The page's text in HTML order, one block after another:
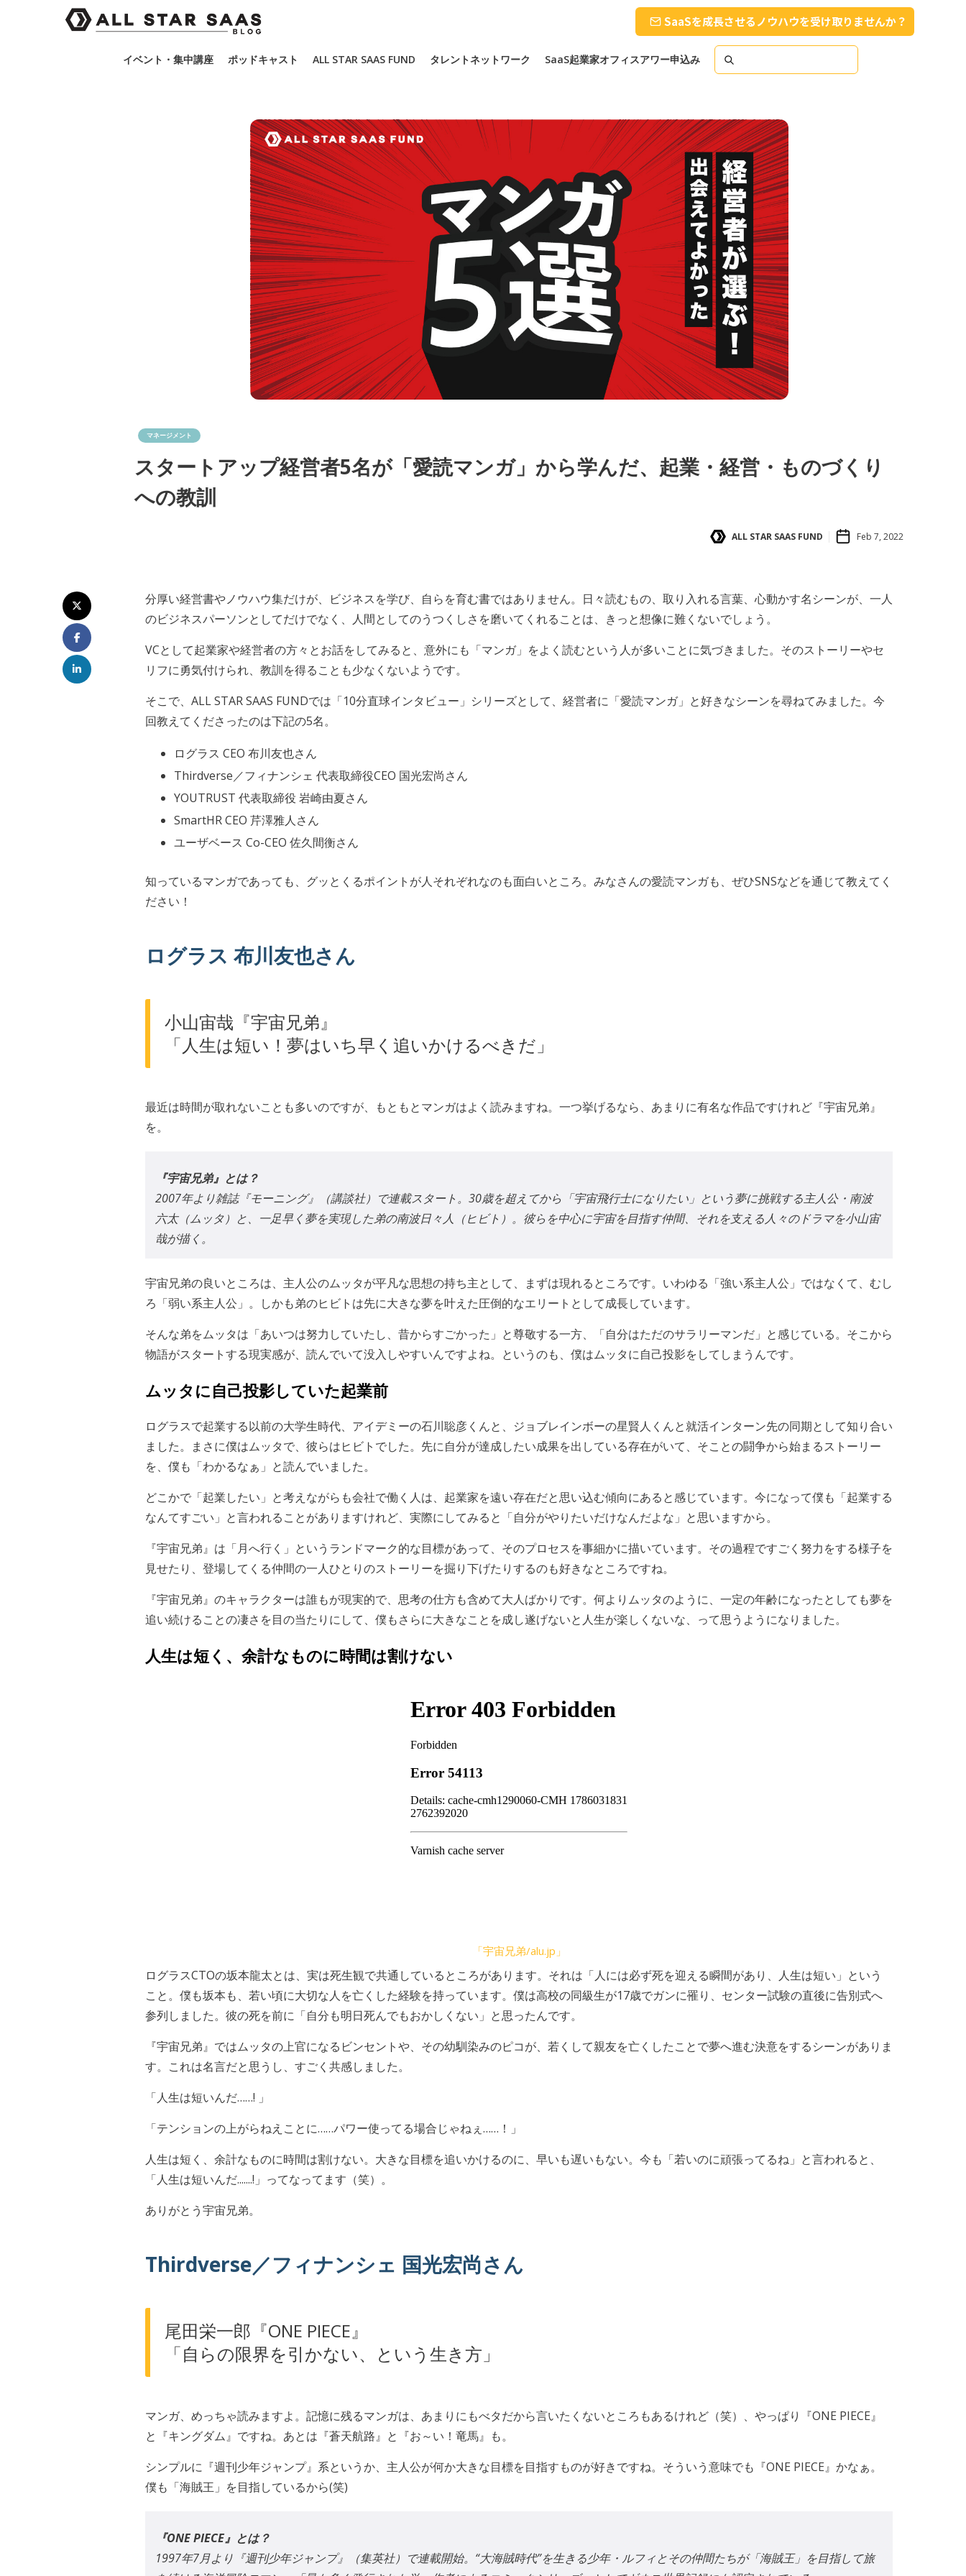
SaaSを成長させるノウハウを受け取りませんか？
イベント・集中講座 ポッドキャスト ALL STAR SAAS FUND タレントネットワーク SaaS起業家オフィスアワー申込み
マネージメント
スタートアップ経営者5名が「愛読マンガ」から学んだ、起業・経営・ものづくり
への教訓
ALL STAR SAAS FUND Feb 7, 2022
分厚い経営書やノウハウ集だけが、ビジネスを学び、自らを育む書ではありません。日々読むもの、取り入れる言葉、心動かす名シーンが、一人
のビジネスパーソンとしてだけでなく、人間としてのうつくしさを磨いてくれることは、きっと想像に難くないでしょう。
VCとして起業家や経営者の方々とお話をしてみると、意外にも「マンガ」をよく読むという人が多いことに気づきました。そのストーリーやセ
リフに勇気付けられ、教訓を得ることも少なくないようです。
そこで、ALL STAR SAAS FUNDでは「10分直球インタビュー」シリーズとして、経営者に「愛読マンガ」と好きなシーンを尋ねてみました。今
回教えてくださったのは下記の5名。
ログラス CEO 布川友也さん
Thirdverse／フィナンシェ 代表取締役CEO 国光宏尚さん
YOUTRUST 代表取締役 岩崎由夏さん
SmartHR CEO 芹澤雅人さん
ユーザベース Co-CEO 佐久間衡さん
知っているマンガであっても、グッとくるポイントが人それぞれなのも面白いところ。みなさんの愛読マンガも、ぜひSNSなどを通じて教えてく
ださい！
ログラス 布川友也さん
小山宙哉『宇宙兄弟』
「人生は短い！夢はいち早く追いかけるべきだ」
最近は時間が取れないことも多いのですが、もともとマンガはよく読みますね。一つ挙げるなら、あまりに有名な作品ですけれど『宇宙兄弟』
を。
『宇宙兄弟』とは？
2007年より雑誌『モーニング』（講談社）で連載スタート。30歳を超えてから「宇宙飛行士になりたい」という夢に挑戦する主人公・南波
六太（ムッタ）と、一足早く夢を実現した弟の南波日々人（ヒビト）。彼らを中心に宇宙を目指す仲間、それを支える人々のドラマを小山宙
哉が描く。
宇宙兄弟の良いところは、主人公のムッタが平凡な思想の持ち主として、まずは現れるところです。いわゆる「強い系主人公」ではなくて、むし
ろ「弱い系主人公」。しかも弟のヒビトは先に大きな夢を叶えた圧倒的なエリートとして成長しています。
そんな弟をムッタは「あいつは努力していたし、昔からすごかった」と尊敬する一方、「自分はただのサラリーマンだ」と感じている。そこから
物語がスタートする現実感が、読んでいて没入しやすいんですよね。というのも、僕はムッタに自己投影をしてしまうんです。
ムッタに自己投影していた起業前
ログラスで起業する以前の大学生時代、アイデミーの石川聡彦くんと、ジョブレインボーの星賢人くんと就活インターン先の同期として知り合い
ました。まさに僕はムッタで、彼らはヒビトでした。先に自分が達成したい成果を出している存在がいて、そことの闘争から始まるストーリー
を、僕も「わかるなぁ」と読んでいました。
どこかで「起業したい」と考えながらも会社で働く人は、起業家を遠い存在だと思い込む傾向にあると感じています。今になって僕も「起業する
なんてすごい」と言われることがありますけれど、実際にしてみると「自分がやりたいだけなんだよな」と思いますから。
『宇宙兄弟』は「月へ行く」というランドマーク的な目標があって、そのプロセスを事細かに描いています。その過程ですごく努力をする様子を
見せたり、登場してくる仲間の一人ひとりのストーリーを掘り下げたりするのも好きなところですね。
『宇宙兄弟』のキャラクターは誰もが現実的で、思考の仕方も含めて大人ばかりです。何よりムッタのように、一定の年齢になったとしても夢を
追い続けることの凄さを目の当たりにして、僕もさらに大きなことを成し遂げないと人生が楽しくないな、って思うようになりました。
人生は短く、余計なものに時間は割けない
「宇宙兄弟/alu.jp」
ログラスCTOの坂本龍太とは、実は死生観で共通しているところがあります。それは「人には必ず死を迎える瞬間があり、人生は短い」という
こと。僕も坂本も、若い頃に大切な人を亡くした経験を持っています。僕は高校の同級生が17歳でガンに罹り、センター試験の直後に告別式へ
参列しました。彼の死を前に「自分も明日死んでもおかしくない」と思ったんです。
『宇宙兄弟』ではムッタの上官になるビンセントや、その幼馴染みのピコが、若くして親友を亡くしたことで夢へ進む決意をするシーンがありま
す。これは名言だと思うし、すごく共感しました。
「人生は短いんだ……! 」
「テンションの上がらねえことに……パワー使ってる場合じゃねぇ……！」
人生は短く、余計なものに時間は割けない。大きな目標を追いかけるのに、早いも遅いもない。今も「若いのに頑張ってるね」と言われると、
「人生は短いんだ.......!」ってなってます（笑）。
ありがとう宇宙兄弟。
Thirdverse／フィナンシェ 国光宏尚さん
尾田栄一郎『ONE PIECE』
「自らの限界を引かない、という生き方」
マンガ、めっちゃ読みますよ。記憶に残るマンガは、あまりにもべタだから言いたくないところもあるけれど（笑）、やっぱり『ONE PIECE』
と『キングダム』ですね。あとは『蒼天航路』と『お～い！竜馬』も。
シンプルに『週刊少年ジャンプ』系というか、主人公が何か大きな目標を目指すものが好きですね。そういう意味でも『ONE PIECE』かなぁ。
僕も「海賊王」を目指しているから(笑)
『ONE PIECE』とは？
1997年7月より『週刊少年ジャンプ』（集英社）で連載開始。“大海賊時代”を生きる少年・ルフィとその仲間たちが「海賊王」を目指して旅